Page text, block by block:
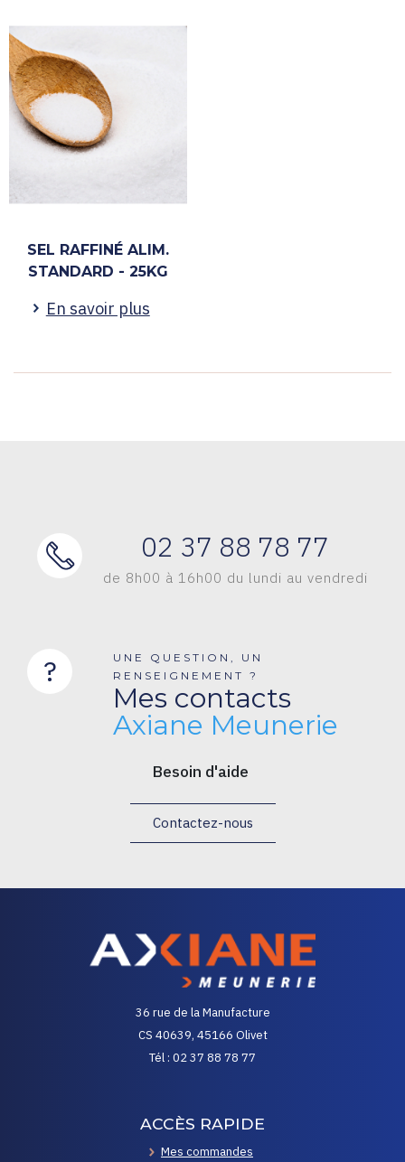
SEL RAFFINÉ ALIM.
STANDARD - 25KG
En savoir plus
02 37 88 78 77
de 8h00 à 16h00 du lundi au vendredi
?
UNE QUESTION, UN
RENSEIGNEMENT ?
Mes contacts
Axiane Meunerie
Besoin d'aide
Contactez-nous
36 rue de la Manufacture
CS 40639, 45166 Olivet
Tél : 02 37 88 78 77
ACCÈS RAPIDE
Mes commandes